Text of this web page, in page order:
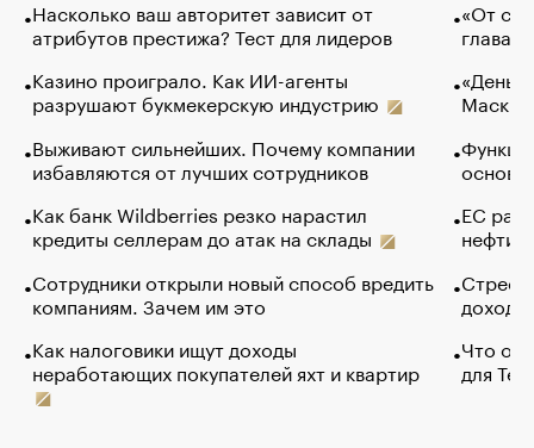
Насколько ваш авторитет зависит от
атрибутов престижа? Тест для лидеров
Казино проиграло. Как ИИ-агенты
разрушают букмекерскую индустрию
Выживают сильнейших. Почему компании
избавляются от лучших сотрудников
Как банк Wildberries резко нарастил
кредиты селлерам до атак на склады
Сотрудники открыли новый способ вредить
компаниям. Зачем им это
Как налоговики ищут доходы
неработающих покупателей яхт и квартир
«От
глава
Маск в
основ
ЕС
нефти
Что
для